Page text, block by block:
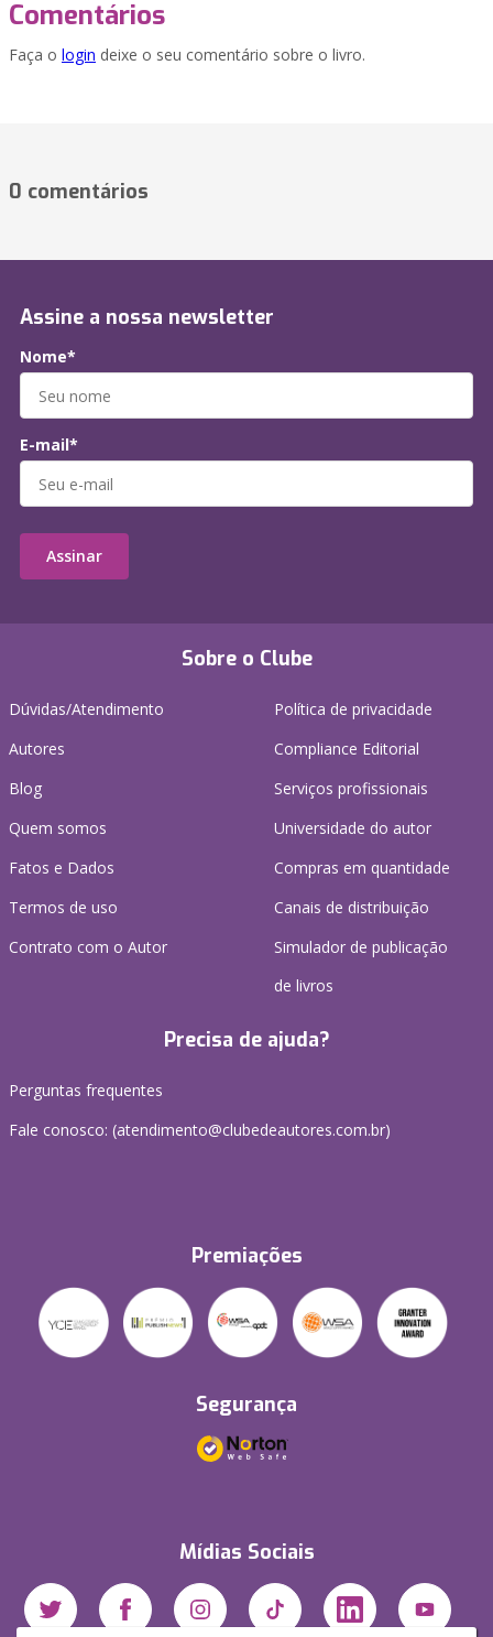
Comentários
Faça o login deixe o seu comentário sobre o livro.
0 comentários
Sobre o Clube
Dúvidas/Atendimento
Autores
Blog
Quem somos
Fatos e Dados
Termos de uso
Contrato com o Autor
Política de privacidade
Compliance Editorial
Serviços profissionais
Universidade do autor
Compras em quantidade
Canais de distribuição
Simulador de publicação
de livros
Precisa de ajuda?
Perguntas frequentes
Fale conosco: (atendimento@clubedeautores.com.br)
Premiações
Segurança
Mídias Sociais
Assine a nossa newsletter
Nome*
E-mail*
Assinar